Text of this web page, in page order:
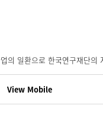
의 일환으로 한국연구재단
View Mobile